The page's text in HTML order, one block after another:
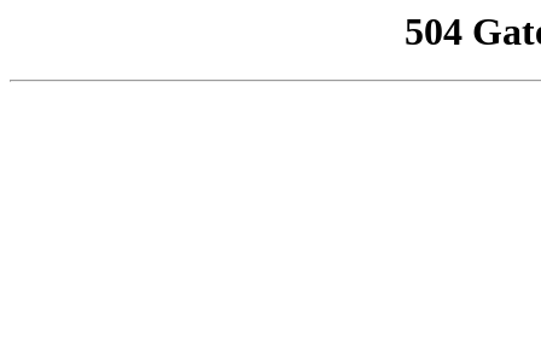
504